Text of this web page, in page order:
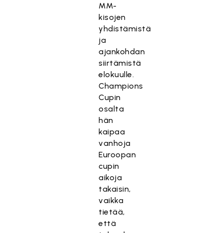
MM-
kisojen
yhdistämistä
ja
ajankohdan
siirtämistä
elokuulle.
Champions
Cupin
osalta
hän
kaipaa
vanhoja
Euroopan
cupin
aikoja
takaisin,
vaikka
tietää,
että